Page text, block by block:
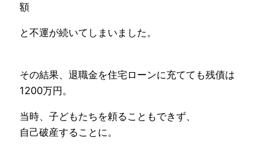
額
と不運が続いてしまいました。
その結果、退職金を住宅ローンに充てても残債は
1200万円。
当時、子どもたちを頼ることもできず、
自己破産することに。